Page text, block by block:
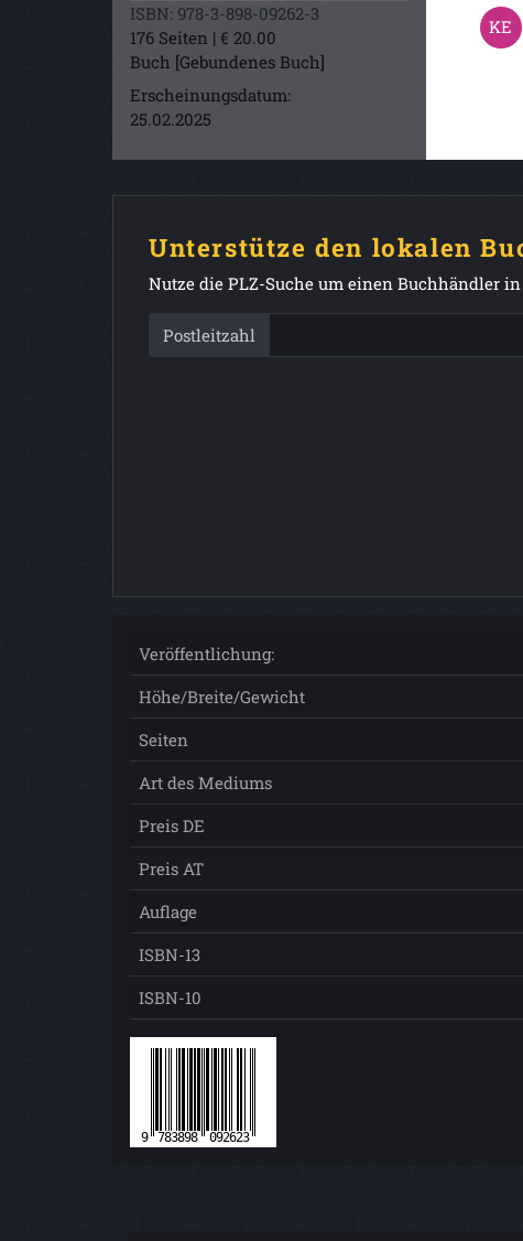
ISBN: 978-3-898-09262-3
176 Seiten | € 20.00
Buch [Gebundenes Buch]
Erscheinungsdatum:
25.02.2025
Unterstütze den lokalen
Nutze die PLZ-Suche um einen Buchhändler
Postleitzahl
Veröffentlichung:
Höhe/Breite/Gewicht
Seiten
Art des Mediums
Preis DE
Preis AT
Auflage
ISBN-13
ISBN-10